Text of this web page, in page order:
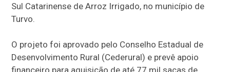
Sul Catarinense de Arroz Irrigado, no município de
Turvo.
O projeto foi aprovado pelo Conselho Estadual de
Desenvolvimento Rural (Cederural) e prevê apoio
financeiro para aquisição de até 77 mil sacas de